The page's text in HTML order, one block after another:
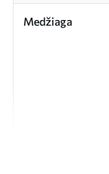
Medžiaga